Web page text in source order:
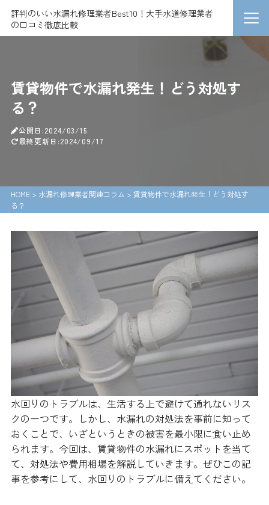
評判のいい水漏れ修理業者Best10！大手水道修理業者
の口コミ徹底比較
賃貸物件で水漏れ発生！どう対処す
る？
公開日:2024/03/15
最終更新日:2024/09/17
HOME> 水漏れ修理業者関連コラム > 賃貸物件で水漏れ発生！どう対処す
る？
水回りのトラブルは、生活する上で避けて通れないリス
クの一つです。しかし、水漏れの対処法を事前に知って
おくことで、いざというときの被害を最小限に食い止め
られます。今回は、賃貸物件の水漏れにスポットを当て
て、対処法や費用相場を解説していきます。ぜひこの記
事を参考にして、水回りのトラブルに備えてください。